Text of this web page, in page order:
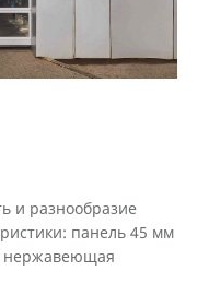
и разнообразие
панель 45 мм
нержавеющая